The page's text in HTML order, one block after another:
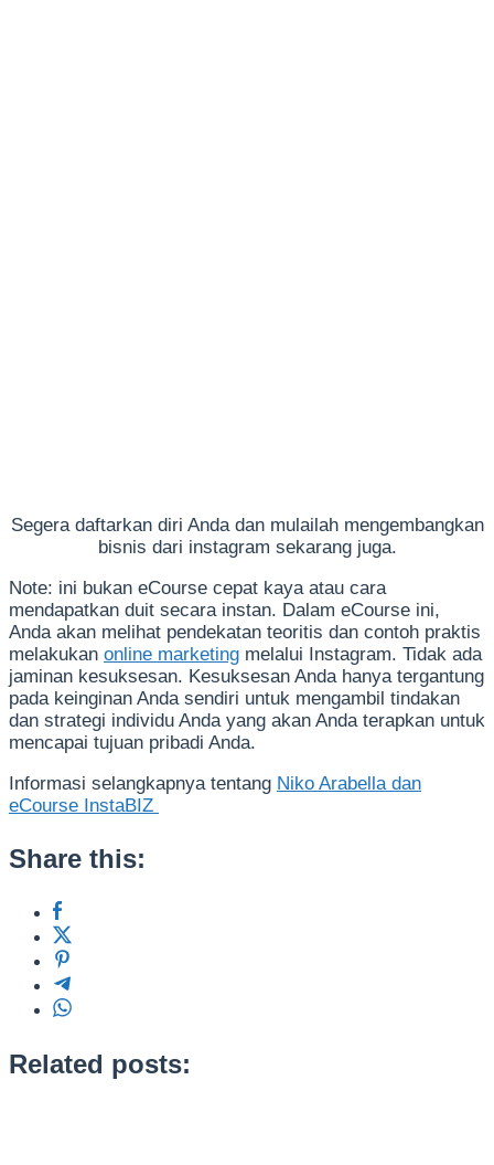
Segera daftarkan diri Anda dan mulailah mengembangkan
bisnis dari instagram sekarang juga.
Note: ini bukan eCourse cepat kaya atau cara
mendapatkan duit secara instan. Dalam eCourse ini,
Anda akan melihat pendekatan teoritis dan contoh praktis
melakukan online marketing melalui Instagram. Tidak ada
jaminan kesuksesan. Kesuksesan Anda hanya tergantung
pada keinginan Anda sendiri untuk mengambil tindakan
dan strategi individu Anda yang akan Anda terapkan untuk
mencapai tujuan pribadi Anda.
Informasi selangkapnya tentang Niko Arabella dan
eCourse InstaBIZ
Share this:
Related posts: